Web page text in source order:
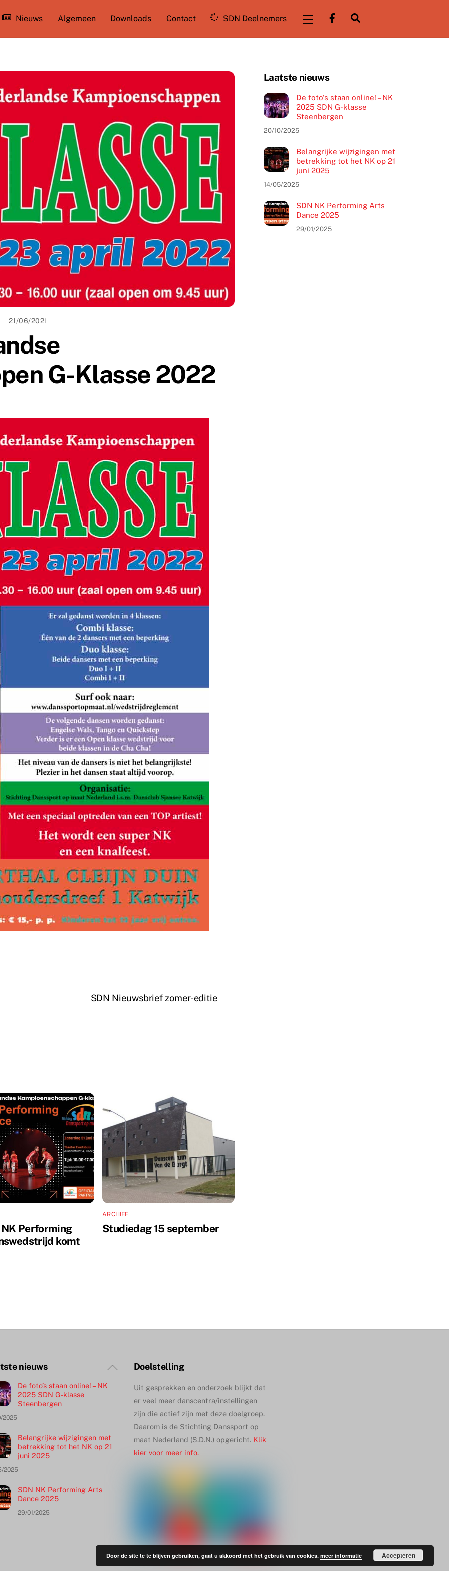
Facebook
Nieuws Algemeen Downloads Contact SDN Deelnemers Widgets
21/06/2021
G-Klasse 2022
SDN Nieuwsbrief zomer-editie
NK Performing
komt
ARCHIEF
Studiedag 15 september
Laatste nieuws
De foto’s staan online! – NK
2025 SDN G-klasse
Steenbergen
20/10/2025
Belangrijke wijzigingen met
betrekking tot het NK op 21
juni 2025
14/05/2025
SDN NK Performing Arts
Dance 2025
29/01/2025
Terug
nieuws
De foto’s staan online! – NK
2025 SDN G-klasse
Steenbergen
2025
Belangrijke wijzigingen met
betrekking tot het NK op 21
juni 2025
2025
SDN NK Performing Arts
Dance 2025
29/01/2025
Doelstelling
Uit gesprekken en onderzoek blijkt dat
er veel meer danscentra/instellingen
zijn die actief zijn met deze doelgroep.
Daarom is de Stichting Danssport op
maat Nederland (S.D.N.) opgericht. Klik
kier voor meer info.
Door de site te te blijven gebruiken, gaat u akkoord met het gebruik van cookies. meer informatie Accepteren